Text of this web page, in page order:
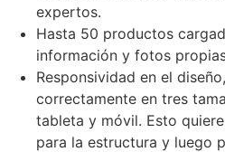
expertos.
Hasta 50 productos
información y fotos
Responsividad en el
correctamente en tres
tableta y móvil. Esto
para la estructura y luego